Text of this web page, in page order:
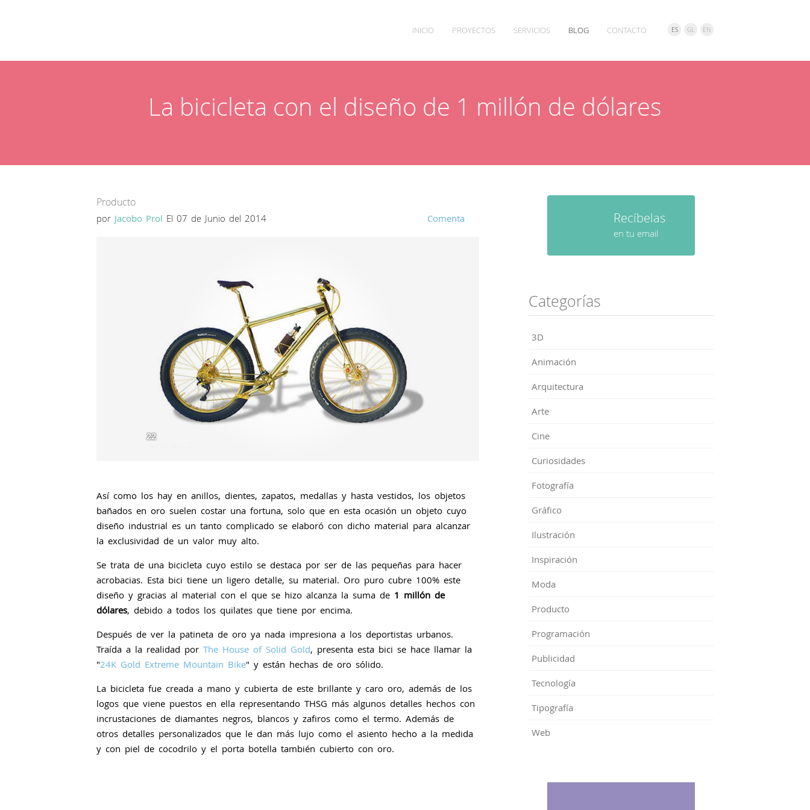
ES GL EN
INICIO PROYECTOS SERVICIOS BLOG CONTACTO
La bicicleta con el diseño de 1 millón de dólares
Producto
por Jacobo Prol El 07 de Junio del 2014 Comenta
22
Así como los hay en anillos, dientes, zapatos, medallas y hasta vestidos, los objetos
bañados en oro suelen costar una fortuna, solo que en esta ocasión un objeto cuyo
diseño industrial es un tanto complicado se elaboró con dicho material para alcanzar
la exclusividad de un valor muy alto.
Se trata de una bicicleta cuyo estilo se destaca por ser de las pequeñas para hacer
acrobacias. Esta bici tiene un ligero detalle, su material. Oro puro cubre 100% este
diseño y gracias al material con el que se hizo alcanza la suma de 1 millón de
dólares, debido a todos los quilates que tiene por encima.
Después de ver la patineta de oro ya nada impresiona a los deportistas urbanos.
Traída a la realidad por The House of Solid Gold, presenta esta bici se hace llamar la
"24K Gold Extreme Mountain Bike" y están hechas de oro sólido.
La bicicleta fue creada a mano y cubierta de este brillante y caro oro, además de los
logos que viene puestos en ella representando THSG más algunos detalles hechos con
incrustaciones de diamantes negros, blancos y zafiros como el termo. Además de
otros detalles personalizados que le dan más lujo como el asiento hecho a la medida
y con piel de cocodrilo y el porta botella también cubierto con oro.
Recíbelas
en tu email
Categorías
3D
Animación
Arquitectura
Arte
Cine
Curiosidades
Fotografía
Gráfico
Ilustración
Inspiración
Moda
Producto
Programación
Publicidad
Tecnología
Tipografía
Web